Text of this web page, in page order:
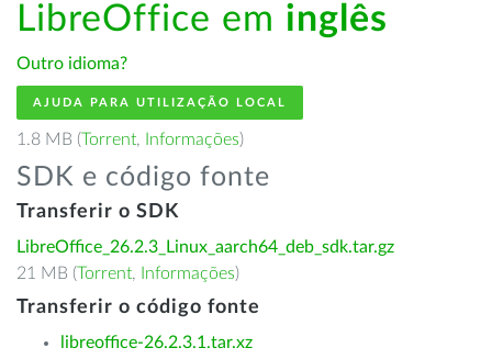
LibreOffice em inglês
Outro idioma?
AJUDA PARA UTILIZAÇÃO LOCAL
1.8 MB (Torrent, Informações)
SDK e código fonte
Transferir o SDK
LibreOffice_26.2.3_Linux_aarch64_deb_sdk.tar.gz
21 MB (Torrent, Informações)
Transferir o código fonte
libreoffice-26.2.3.1.tar.xz